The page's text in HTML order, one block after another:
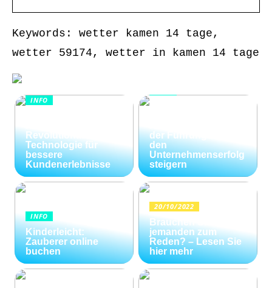
Keywords: wetter kamen 14 tage,
wetter 59174, wetter in kamen 14 tage
INFO
Revolutionäre
Technologie für
bessere
Kundenerlebnisse
der Führungskräfte
den
Unternehmenserfolg
steigern
INFO
Kinderleicht:
Zauberer online
buchen
20/10/2022
Brauchen Sie
jemanden zum
Reden? – Lesen Sie
hier mehr